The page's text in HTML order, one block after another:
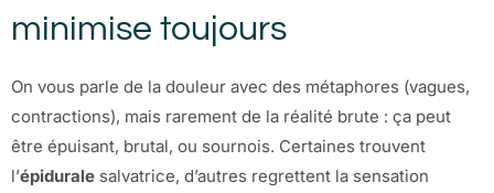
minimise toujours
On vous parle de la douleur avec des métaphores (vagues,
contractions), mais rarement de la réalité brute : ça peut
être épuisant, brutal, ou sournois. Certaines trouvent
l’épidurale salvatrice, d’autres regrettent la sensation